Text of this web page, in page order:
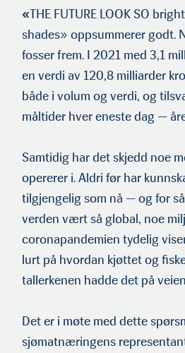
«THE FUTURE LOOK SO
shades» oppsummerer godt.
fosser frem. I 2021 med 3,1
en verdi av 120,8 milliarder
både i volum og verdi, og
måltider hver eneste dag —
Samtidig har det skjedd noe
opererer i. Aldri før har
tilgjengelig som nå — og for
verden vært så global, noe
coronapandemien tydelig
lurt på hvordan kjøttet og
tallerkenen hadde det på
Det er i møte med dette
sjømatnæringens